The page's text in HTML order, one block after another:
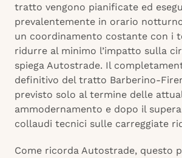
tratto vengono pianificate ed
prevalentemente in orario
un coordinamento costante con i
ridurre al minimo l’impatto sulla
spiega Autostrade. Il
definitivo del tratto Barberino-
previsto solo al termine delle
ammodernamento e dopo il
collaudi tecnici sulle carreggiate
Come ricorda Autostrade, questo